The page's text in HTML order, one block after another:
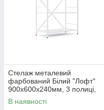
Стелаж металевий
фарбований Білий "Лофт"
900х600х240мм, 3 полиці,
ЛДСП колір полиць Білий Сніг
| Стелаж для офісу
В наявності